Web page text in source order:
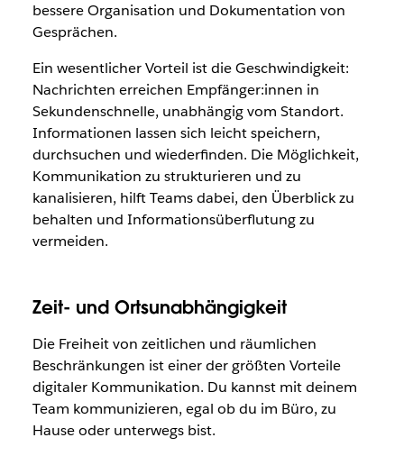
bessere Organisation und Dokumentation von
Gesprächen.
Ein wesentlicher Vorteil ist die Geschwindigkeit:
Nachrichten erreichen Empfänger:innen in
Sekundenschnelle, unabhängig vom Standort.
Informationen lassen sich leicht speichern,
durchsuchen und wiederfinden. Die Möglichkeit,
Kommunikation zu strukturieren und zu
kanalisieren, hilft Teams dabei, den Überblick zu
behalten und Informationsüberflutung zu
vermeiden.
Zeit- und Ortsunabhängigkeit
Die Freiheit von zeitlichen und räumlichen
Beschränkungen ist einer der größten Vorteile
digitaler Kommunikation. Du kannst mit deinem
Team kommunizieren, egal ob du im Büro, zu
Hause oder unterwegs bist.